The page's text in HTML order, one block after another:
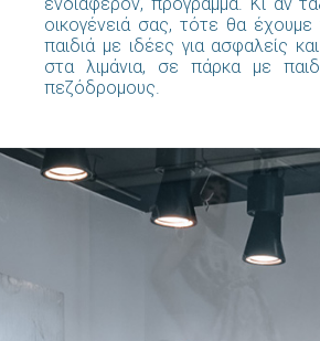
οικογένειά σας, τότε θα
παιδιά με ιδέες για ασφαλείς
στα λιμάνια, σε πάρκα με
πεζόδρομους.